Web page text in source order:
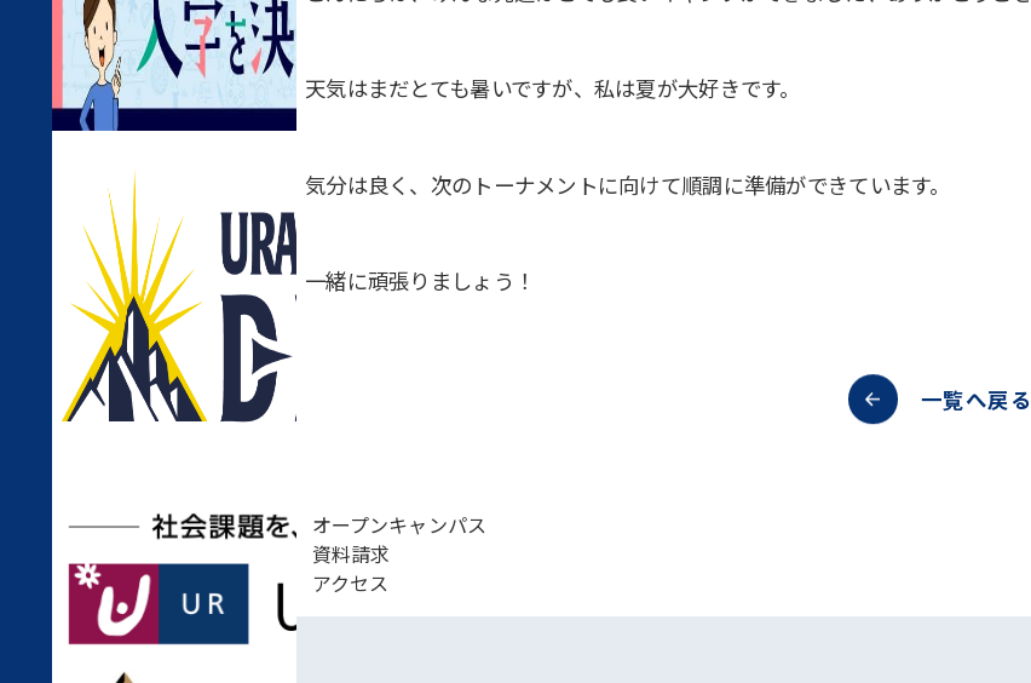
天気はまだとても暑いですが、私は夏が大好きです。
気分は良く、次のトーナメントに向けて順調に準備ができています。
一緒に頑張りましょう！
一覧へ戻る
オープンキャンパス
資料請求
アクセス